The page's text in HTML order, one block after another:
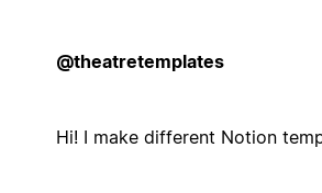
@theatretemplates
Hi! I make different Notion